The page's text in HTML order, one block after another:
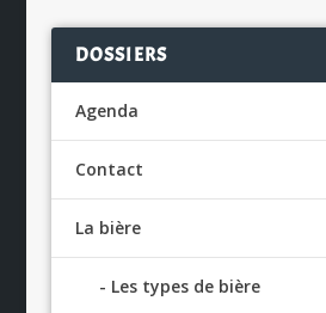
DOSSIERS
Agenda
Contact
La bière
Les types de bière